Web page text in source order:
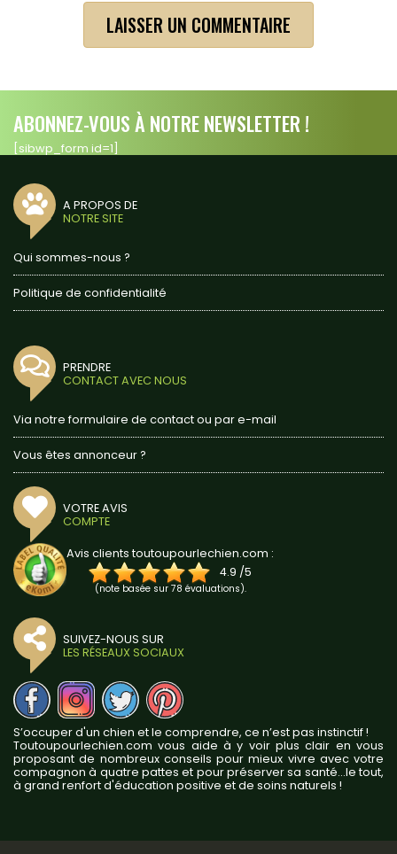
ABONNEZ-VOUS À NOTRE NEWSLETTER !
[sibwp_form id=1]
A PROPOS DE
NOTRE SITE
Qui sommes-nous ?
Politique de confidentialité
PRENDRE
CONTACT AVEC NOUS
Via notre formulaire de contact ou par e-mail
Vous êtes annonceur ?
VOTRE AVIS
COMPTE
Avis clients toutoupourlechien.com :
4.9 /5
(note basée sur 78 évaluations).
SUIVEZ-NOUS SUR
LES RÉSEAUX SOCIAUX
S’occuper d'un chien et le comprendre, ce n’est pas instinctif !
Toutoupourlechien.com vous aide à y voir plus clair en vous
proposant de nombreux conseils pour mieux vivre avec votre
compagnon à quatre pattes et pour préserver sa santé...le tout,
à grand renfort d'éducation positive et de soins naturels !